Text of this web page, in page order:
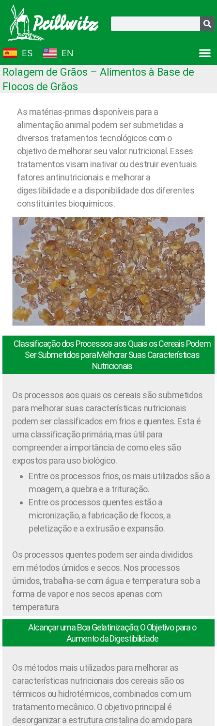
para
conteúdo
ES EN
Rolagem de Grãos – Alimentos à Base de
Flocos de Grãos
As matérias-primas disponíveis para a
alimentação animal podem ser submetidas a
diversos tratamentos tecnológicos com o
objetivo de melhorar seu valor nutricional. Esses
tratamentos visam inativar ou destruir eventuais
fatores antinutricionais e melhorar a
digestibilidade e a disponibilidade dos diferentes
constituintes bioquímicos.
Classificação dos Processos aos Quais os Cereais Podem
Ser Submetidos para Melhorar Suas Características
Nutricionais
Os processos aos quais os cereais são submetidos
para melhorar suas características nutricionais
podem ser classificados em frios e quentes. Esta é
uma classificação primária, mas útil para
compreender a importância de como eles são
expostos para uso biológico.
Entre os processos frios, os mais utilizados são a
moagem, a quebra e a trituração.
Entre os processos quentes estão a
micronização, a fabricação de flocos, a
peletização e a extrusão e expansão.
Os processos quentes podem ser ainda divididos
em métodos úmidos e secos. Nos processos
úmidos, trabalha-se com água e temperatura sob a
forma de vapor e nos secos apenas com
temperatura
Alcançar uma Boa Gelatinização; O Objetivo para o
Aumento da Digestibilidade
Os métodos mais utilizados para melhorar as
características nutricionais dos cereais são os
térmicos ou hidrotérmicos, combinados com um
tratamento mecânico. O objetivo principal é
desorganizar a estrutura cristalina do amido para